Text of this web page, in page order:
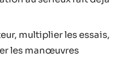
multiplier les essais,
les manœuvres